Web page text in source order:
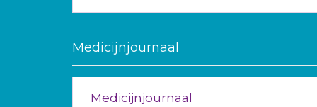
Medicijnjournaal
Medicijnjournaal